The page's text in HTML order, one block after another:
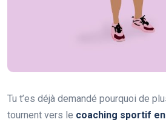
Tu t’es déjà demandé pourquoi de
tournent vers le coaching sportif